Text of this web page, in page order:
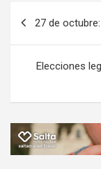
o
k
entradas
27 de
Elecciones